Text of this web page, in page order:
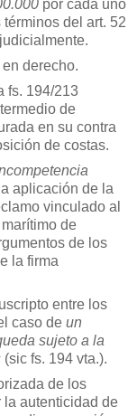
por cada uno
términos del art. 52
derecho.
fs. 194/213
de
en su contra
de costas.
aplicación de la
vinculado al
de
de los
la firma
entre los
caso de un
sujeto a la
(sic fs. 194 vta.).
de los
la autenticidad de